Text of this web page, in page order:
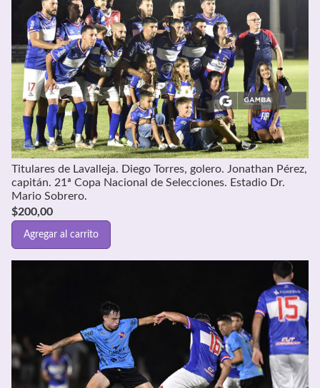
Titulares de Lavalleja. Diego Torres, golero. Jonathan Pérez,
capitán. 21ª Copa Nacional de Selecciones. Estadio Dr.
Mario Sobrero.
$200,00
Agregar al carrito